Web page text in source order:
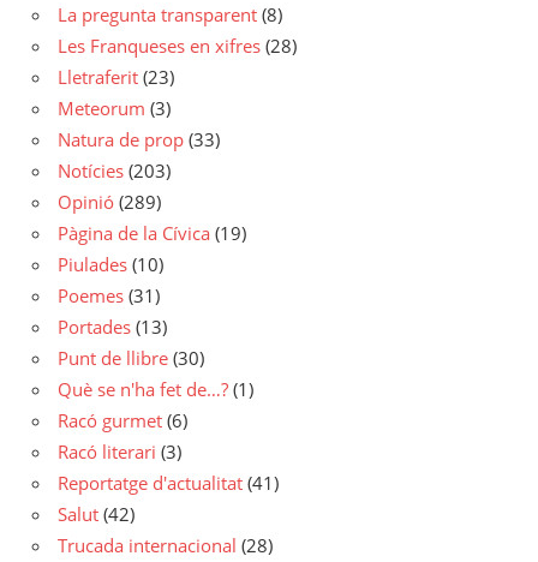
La pregunta transparent (8)
Les Franqueses en xifres (28)
Lletraferit (23)
Meteorum (3)
Natura de prop (33)
Notícies (203)
Opinió (289)
Pàgina de la Cívica (19)
Piulades (10)
Poemes (31)
Portades (13)
Punt de llibre (30)
Què se n'ha fet de…? (1)
Racó gurmet (6)
Racó literari (3)
Reportatge d'actualitat (41)
Salut (42)
Trucada internacional (28)